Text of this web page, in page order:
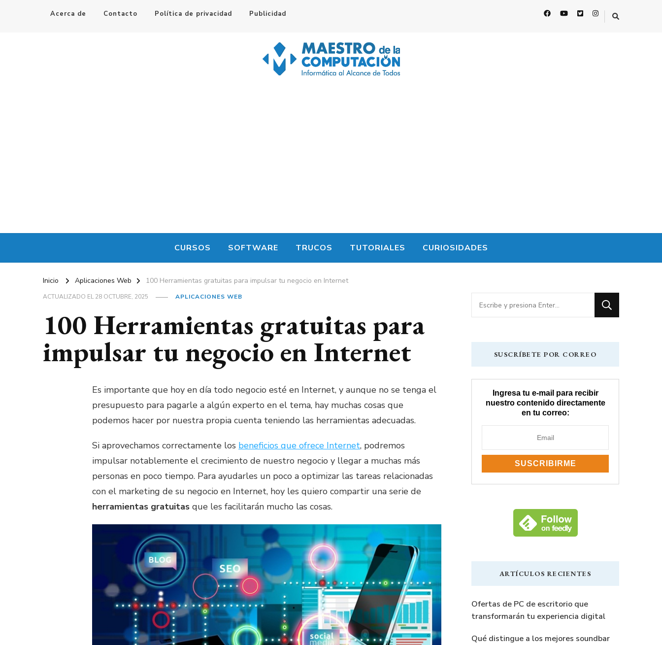
Acerca de Contacto Política de privacidad Publicidad
CURSOS SOFTWARE TRUCOS TUTORIALES CURIOSIDADES
Inicio Aplicaciones Web 100 Herramientas gratuitas para impulsar tu negocio en Internet
ACTUALIZADO EL28 OCTUBRE, 2025 APLICACIONES WEB
100 Herramientas gratuitas para
impulsar tu negocio en Internet
Es importante que hoy en día todo negocio esté en Internet, y aunque no se tenga el
presupuesto para pagarle a algún experto en el tema, hay muchas cosas que
podemos hacer por nuestra propia cuenta teniendo las herramientas adecuadas.
Si aprovechamos correctamente los beneficios que ofrece Internet, podremos
impulsar notablemente el crecimiento de nuestro negocio y llegar a muchas más
personas en poco tiempo. Para ayudarles un poco a optimizar las tareas relacionadas
con el marketing de su negocio en Internet, hoy les quiero compartir una serie de
herramientas gratuitas que les facilitarán mucho las cosas.
¿Buscas
algo?
SUSCRÍBETE POR CORREO
Ingresa tu e-mail para recibir
nuestro contenido directamente
en tu correo:
ARTÍCULOS RECIENTES
Ofertas de PC de escritorio que
transformarán tu experiencia digital
Qué distingue a los mejores soundbar